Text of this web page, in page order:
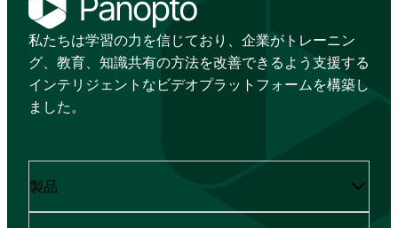
私たちは学習の力を信じており、企業がトレーニン
グ、教育、知識共有の方法を改善できるよう支援する
インテリジェントなビデオプラットフォームを構築し
ました。
製品